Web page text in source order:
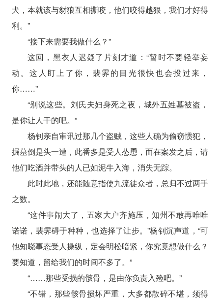
犬，本就该与豺狼互相撕咬，他们咬得越狠，我们才好得
利。”
“接下来需要我做什么？”
这回，黑衣人迟疑了片刻才道：“暂时不要轻举妄
动。这人盯上了你，裴霁的目光很快也会投过来，
你……”
“别说这些。刘氏夫妇身死之夜，城外五姓墓被盗，
是你让人干的吧。”
杨钊亲自审讯过那几个盗贼，这些人确为偷窃惯犯，
掘墓倒是头一遭，此番多是受人怂恿，而在案发之后，请
他们吃酒并带头的人已如泥牛入海，消失无踪。
此时此地，还能随意指使九流徒众者，总归不过两手
之数。
“这件事闹大了，五家大户齐施压，知州不敢再唯唯
诺诺，裴霁碍于种种，也选择了让步。”杨钊沉声道，“可
他知晓事态受人操纵，定会明松暗紧，你究竟想做什么？
要知道，留给我们的时间不多了。”
“……那些受损的骸骨，是由你负责入殓吧。”
“不错，那些骸骨损坏严重，大多都散碎不堪，须得